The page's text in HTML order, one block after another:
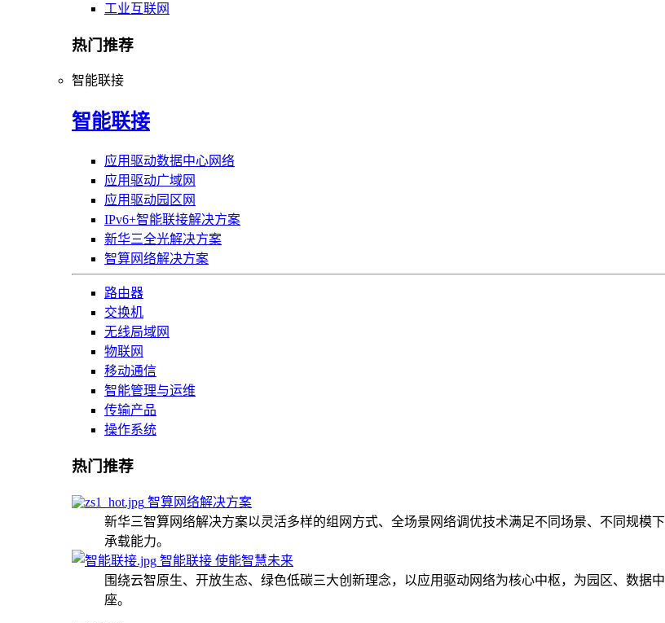
工业互联网
热门推荐
智能联接
智能联接
应用驱动数据中心网络
应用驱动广域网
应用驱动园区网
IPv6+智能联接解决方案
新华三全光解决方案
智算网络解决方案
路由器
交换机
无线局域网
物联网
移动通信
智能管理与运维
传输产品
操作系统
热门推荐
智算网络解决方案
新华三智算网络解决方案以灵活多样的组网方式、全场景网络调优技术满足不同场景、不同规模
承载能力。
智能联接 使能智慧未来
围绕云智原生、开放生态、绿色低碳三大创新理念，以应用驱动网络为核心中枢，为园区、数
座。